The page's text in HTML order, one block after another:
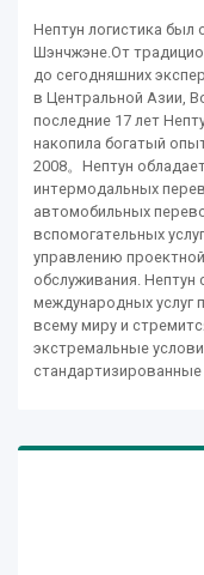
Нептун логистика был
Шэнчжэне.От
до сегодняшних
в Центральной Азии,
последние 17 лет
накопила богатый
2008。Нептун
интермодальных
автомобильных
вспомогательных
управлению
обслуживания. Нептун
международных услуг
всему миру и
экстремальные